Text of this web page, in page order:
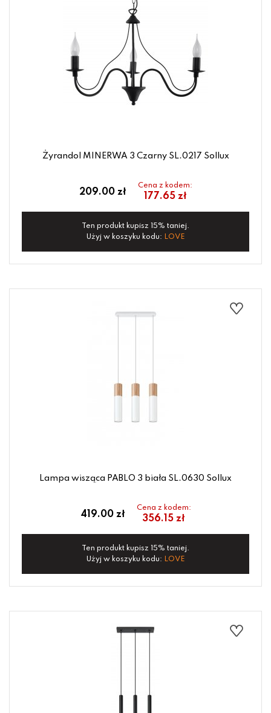
Żyrandol MINERWA 3 Czarny SL.0217 Sollux
209.00 zł
Cena z kodem:
177.65 zł
Ten produkt kupisz 15% taniej.
Użyj w koszyku kodu: LOVE
Lampa wisząca PABLO 3 biała SL.0630 Sollux
419.00 zł
Cena z kodem:
356.15 zł
Ten produkt kupisz 15% taniej.
Użyj w koszyku kodu: LOVE